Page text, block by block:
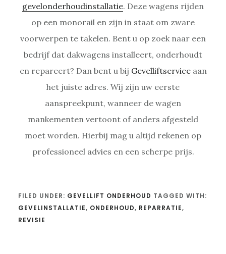
gevelonderhoudinstallatie. Deze wagens rijden
op een monorail en zijn in staat om zware
voorwerpen te takelen. Bent u op zoek naar een
bedrijf dat dakwagens installeert, onderhoudt
en repareert? Dan bent u bij Gevelliftserviceaan
het juiste adres. Wij zijn uw eerste
aanspreekpunt, wanneer de wagen
mankementen vertoont of anders afgesteld
moet worden. Hierbij mag u altijd rekenen op
professioneel advies en een scherpe prijs.
FILED UNDER: GEVELLIFT ONDERHOUD TAGGED WITH:
GEVELINSTALLATIE, ONDERHOUD, REPARRATIE,
REVISIE